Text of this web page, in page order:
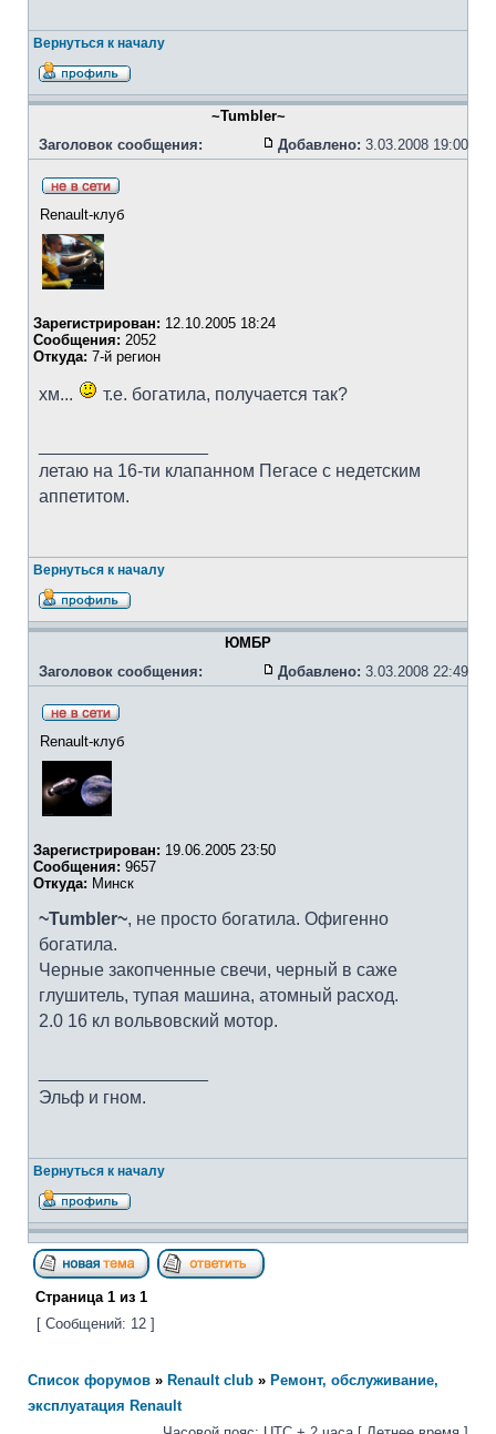
Вернуться к началу
~Tumbler~
Заголовок сообщения:
Добавлено: 3.03.2008 19:00
Renault-клуб
Зарегистрирован: 12.10.2005 18:24
Сообщения: 2052
Откуда: 7-й регион
хм... т.е. богатила, получается так?
летаю на 16-ти клапанном Пегасе с недетским
аппетитом.
Вернуться к началу
ЮМБР
Заголовок сообщения:
Добавлено: 3.03.2008 22:49
Renault-клуб
Зарегистрирован: 19.06.2005 23:50
Сообщения: 9657
Откуда: Минск
~Tumbler~, не просто богатила. Офигенно
богатила.
Черные закопченные свечи, черный в саже
глушитель, тупая машина, атомный расход.
2.0 16 кл вольвовский мотор.
Эльф и гном.
Вернуться к началу
Страница 1 из 1
[ Сообщений: 12 ]
Список форумов » Renault club » Ремонт, обслуживание,
эксплуатация Renault